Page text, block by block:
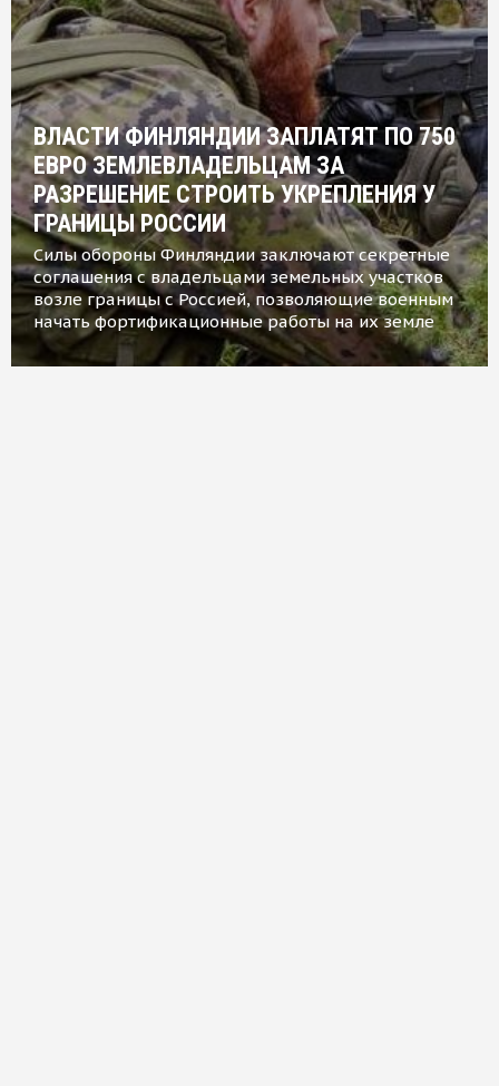
ВЛАСТИ ФИНЛЯНДИИ ЗАПЛАТЯТ ПО 750
ЕВРО ЗЕМЛЕВЛАДЕЛЬЦАМ ЗА
РАЗРЕШЕНИЕ СТРОИТЬ УКРЕПЛЕНИЯ У
ГРАНИЦЫ РОССИИ
Силы обороны Финляндии заключают секретные
соглашения с владельцами земельных участков
возле границы с Россией, позволяющие военным
начать фортификационные работы на их земле